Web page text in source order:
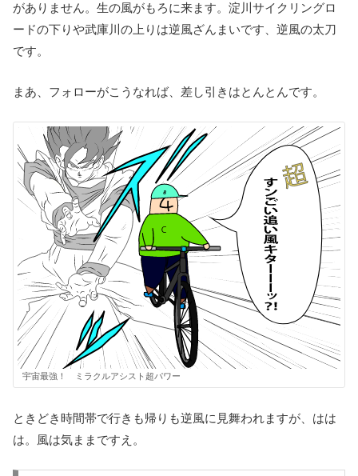
がありません。生の風がもろに来ます。淀川サイクリングロ
ードの下りや武庫川の上りは逆風ざんまいです、逆風の太刀
です。
まあ、フォローがこうなれば、差し引きはとんとんです。
宇宙最強！ ミラクルアシスト超パワー
ときどき時間帯で行きも帰りも逆風に見舞われますが、はは
は。風は気ままですえ。